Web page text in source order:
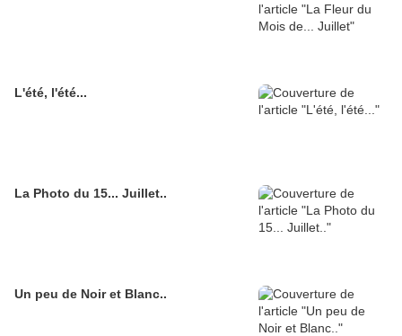
L'été, l'été...
La Photo du 15... Juillet..
Un peu de Noir et Blanc..